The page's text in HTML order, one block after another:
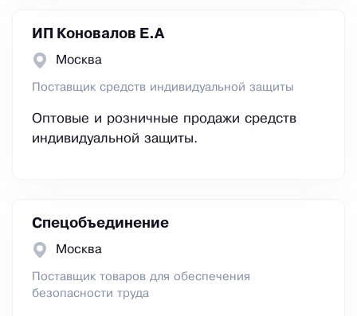
ИП Коновалов Е.А
Москва
Поставщик средств индивидуальной защиты
Оптовые и розничные продажи средств
индивидуальной защиты.
Спецобъединение
Москва
Поставщик товаров для обеспечения
безопасности труда